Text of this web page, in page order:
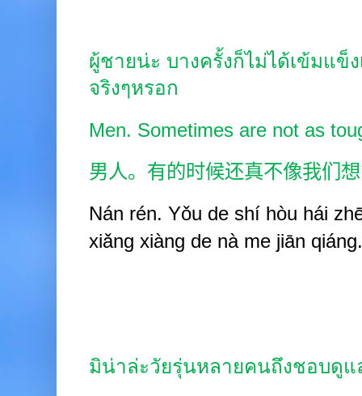
ผู้ชายน่ะ บางครั้งก็ไม่ได้เข้มแข็
จริงๆหรอก
Men. Sometimes are not as
男人。有的时候还真不像我们
Nán rén. Yǒu de shí hòu hái
xiǎng xiàng de nà me jiān qiáng.
มิน่าล่ะวัยรุ่นหลายคนถึงชอบดู